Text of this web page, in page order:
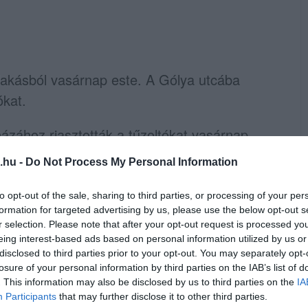
- Do Not Process My Personal Information
opt-out of the sale, sharing to third parties, or processing of your
for targeted advertising by us, please use the below opt-out
selection. Please note that after your opt-out request is processed
interest-based ads based on personal information utilized by us
to third parties prior to your opt-out. You may separately
of your personal information by third parties on the IAB’s list of
This information may also be disclosed by us to third parties on the
Participants that may further disclose it to other third parties.
vasárnap este. A Gólya utcába
riasztották a tűzoltókat vasárnap
füst. A tűzoltók nagy erőkkel érkeztek a
a lakók kimentését. A házban élőket
még saját erejéből hagyta el lakását,
a lakók a lépcsőházon keresztül